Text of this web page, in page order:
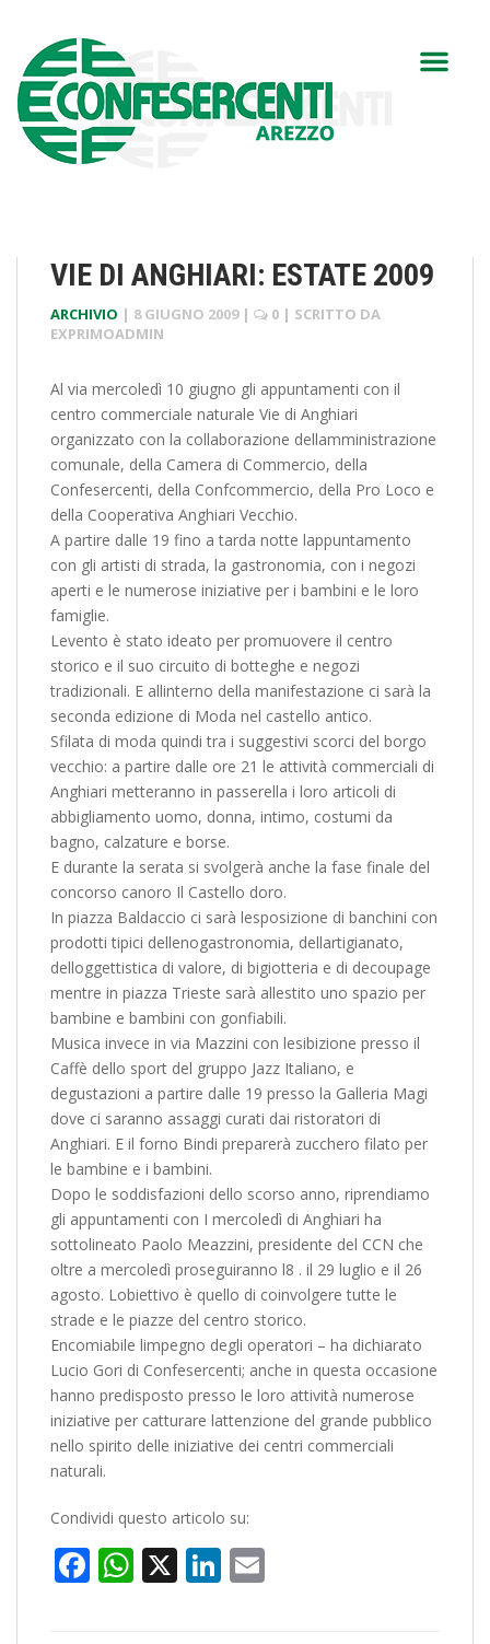
VIE DI ANGHIARI: ESTATE 2009
ARCHIVIO | 8 GIUGNO 2009 | 0 | SCRITTO DA
EXPRIMOADMIN
Al via mercoledì 10 giugno gli appuntamenti con il
centro commerciale naturale Vie di Anghiari
organizzato con la collaborazione dellamministrazione
comunale, della Camera di Commercio, della
Confesercenti, della Confcommercio, della Pro Loco e
della Cooperativa Anghiari Vecchio.
A partire dalle 19 fino a tarda notte lappuntamento
con gli artisti di strada, la gastronomia, con i negozi
aperti e le numerose iniziative per i bambini e le loro
famiglie.
Levento è stato ideato per promuovere il centro
storico e il suo circuito di botteghe e negozi
tradizionali. E allinterno della manifestazione ci sarà la
seconda edizione di Moda nel castello antico.
Sfilata di moda quindi tra i suggestivi scorci del borgo
vecchio: a partire dalle ore 21 le attività commerciali di
Anghiari metteranno in passerella i loro articoli di
abbigliamento uomo, donna, intimo, costumi da
bagno, calzature e borse.
E durante la serata si svolgerà anche la fase finale del
concorso canoro Il Castello doro.
In piazza Baldaccio ci sarà lesposizione di banchini con
prodotti tipici dellenogastronomia, dellartigianato,
delloggettistica di valore, di bigiotteria e di decoupage
mentre in piazza Trieste sarà allestito uno spazio per
bambine e bambini con gonfiabili.
Musica invece in via Mazzini con lesibizione presso il
Caffè dello sport del gruppo Jazz Italiano, e
degustazioni a partire dalle 19 presso la Galleria Magi
dove ci saranno assaggi curati dai ristoratori di
Anghiari. E il forno Bindi preparerà zucchero filato per
le bambine e i bambini.
Dopo le soddisfazioni dello scorso anno, riprendiamo
gli appuntamenti con I mercoledì di Anghiari ha
sottolineato Paolo Meazzini, presidente del CCN che
oltre a mercoledì proseguiranno l8 . il 29 luglio e il 26
agosto. Lobiettivo è quello di coinvolgere tutte le
strade e le piazze del centro storico.
Encomiabile limpegno degli operatori – ha dichiarato
Lucio Gori di Confesercenti; anche in questa occasione
hanno predisposto presso le loro attività numerose
iniziative per catturare lattenzione del grande pubblico
nello spirito delle iniziative dei centri commerciali
naturali.
Condividi questo articolo su:
Facebook
WhatsApp
X LinkedIn